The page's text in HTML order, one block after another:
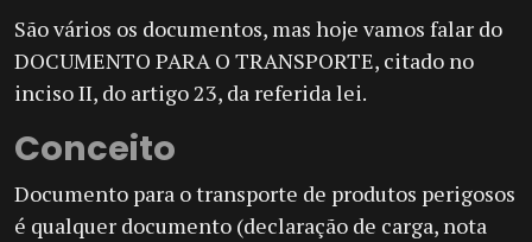
São vários os documentos, mas hoje vamos falar do
DOCUMENTO PARA O TRANSPORTE, citado no
inciso II, do artigo 23, da referida lei.
Conceito
Documento para o transporte de produtos perigosos
é qualquer documento (declaração de carga, nota